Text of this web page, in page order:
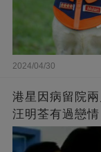
2024/04/30
港星因病留院
汪明荃有過戀情